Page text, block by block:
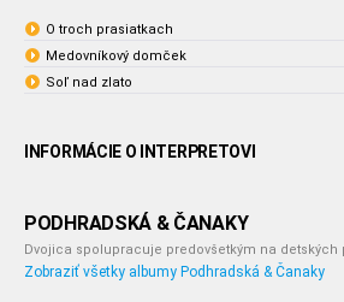
O troch prasiatkach
Medovníkový domček
Soľ nad zlato
INFORMÁCIE O INTERPRETOVI
PODHRADSKÁ & ČANAKY
Dvojica spolupracuje predovšetkým na detských
Zobraziť všetky albumy Podhradská & Čanaky